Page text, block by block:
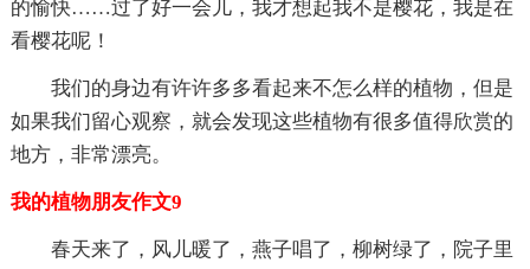
的愉快……过了好一会儿，我才想起我不是樱花，我是在
看樱花呢！
我们的身边有许许多多看起来不怎么样的植物，但是
如果我们留心观察，就会发现这些植物有很多值得欣赏的
地方，非常漂亮。
我的植物朋友作文9
春天来了，风儿暖了，燕子唱了，柳树绿了，院子里